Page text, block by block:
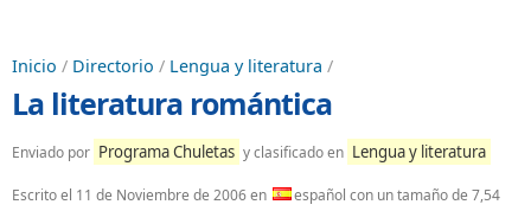
Inicio / Directorio / Lengua y literatura /
La literatura romántica
Enviado por Programa Chuletas y clasificado en Lengua y literatura
Escrito el 11 de Noviembre de 2006en español con un tamaño de 7,54